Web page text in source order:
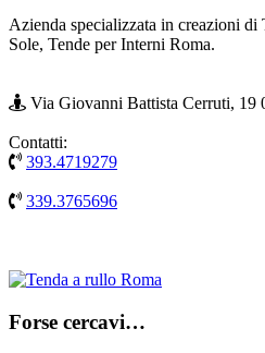
Azienda specializzata in creazioni di
Sole, Tende per Interni Roma.
Via Giovanni Battista Cerruti, 19
Contatti:
393.4719279
339.3765696
Forse cercavi…